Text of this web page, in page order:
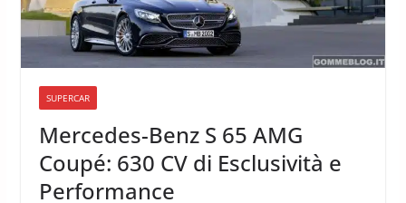
SUPERCAR
Mercedes-Benz S 65 AMG
Coupé: 630 CV di Esclusività e
Performance